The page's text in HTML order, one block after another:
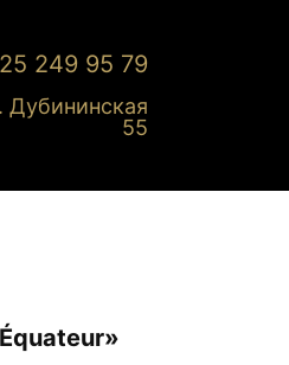
249 95 79
Дубининская
55